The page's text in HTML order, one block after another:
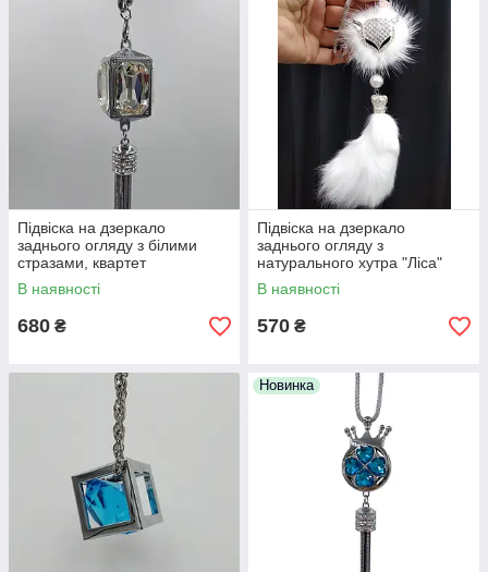
Підвіска на дзеркало
заднього огляду з білими
стразами, квартет
В наявності
680 ₴
Підвіска на дзеркало
заднього огляду з
натурального хутра "Ліса"
В наявності
570 ₴
Новинка